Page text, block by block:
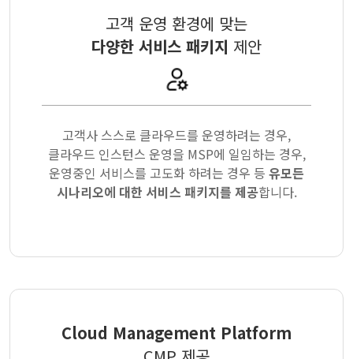
고객 운영 환경에 맞는
다양한 서비스 패키지 제안
고객사 스스로 클라우드를 운영하려는 경우,
클라우드 인스턴스 운영을 MSP에 일임하는 경우,
운영중인 서비스를 고도화 하려는 경우 등 유모든
시나리오에 대한 서비스 패키지를 제공합니다.
Cloud Management Platform